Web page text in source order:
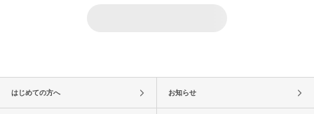
はじめての方へ お知らせ